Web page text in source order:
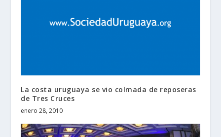
La costa uruguaya se vio colmada de reposeras
de Tres Cruces
enero 28, 2010